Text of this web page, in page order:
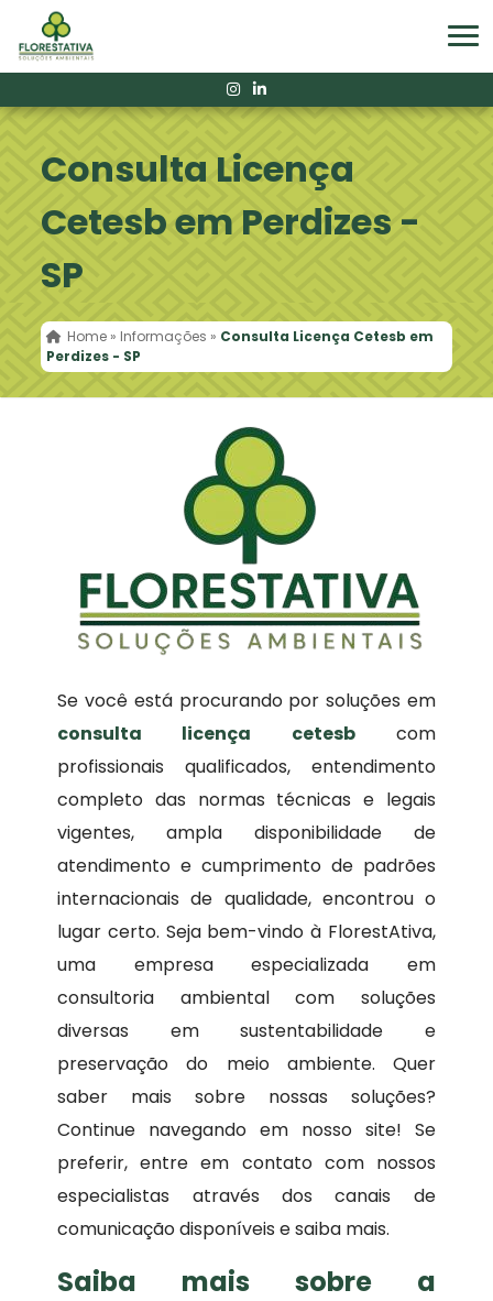
Consulta Licença
Cetesb em Perdizes -
SP
Home » Informações » Consulta Licença Cetesb em
Perdizes - SP
Se você está procurando por soluções em
consulta licença cetesbcom
profissionais qualificados, entendimento
completo das normas técnicas e legais
vigentes, ampla disponibilidade de
atendimento e cumprimento de padrões
internacionais de qualidade, encontrou o
lugar certo. Seja bem-vindo à FlorestAtiva,
uma empresa especializada em
consultoria ambiental com soluções
diversas em sustentabilidade e
preservação do meio ambiente. Quer
saber mais sobre nossas soluções?
Continue navegando em nosso site! Se
preferir, entre em contato com nossos
especialistas através dos canais de
comunicação disponíveis e saiba mais.
Saiba mais sobre a